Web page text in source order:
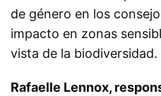
de género en los
impacto en zonas
vista de la biodiversidad.
Rafaelle Lennox,